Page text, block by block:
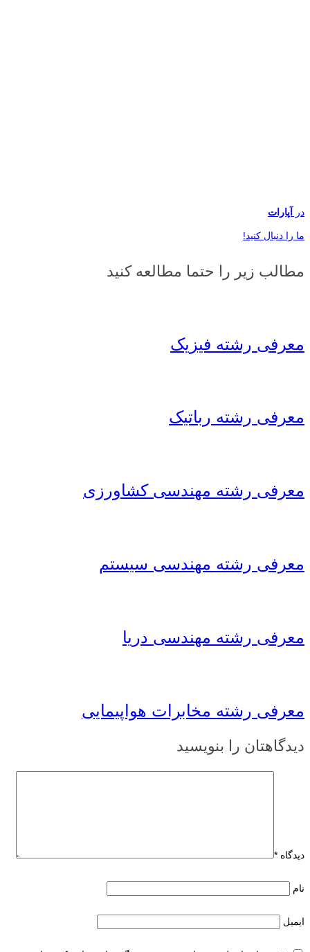
در آپارات
ما را دنبال کنید!
مطالب زیر را حتما مطالعه کنید
معرفی رشته فیزیک
معرفی رشته رباتیک
معرفی رشته مهندسی کشاورزی
معرفی رشته مهندسی سیستم
معرفی رشته مهندسی دریا
معرفی رشته مخابرات هواپیمایی
دیدگاهتان را بنویسید
دیدگاه *
نام
ایمیل